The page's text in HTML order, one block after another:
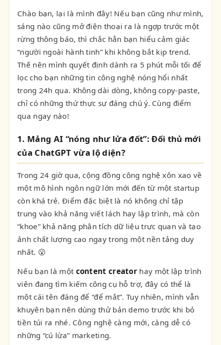
Chào bạn, lại là mình đây! Nếu bạn cũng như mình,
sáng nào cũng mở điện thoại ra là ngợp trước một
rừng thông báo, thì chắc hẳn bạn hiểu cảm giác
“người ngoài hành tinh” khi không bắt kịp trend.
Thế nên mình quyết định dành ra 5 phút mỗi tối để
lọc cho bạn những tin công nghệ nóng hổi nhất
trong 24h qua. Không dài dòng, không copy-paste,
chỉ có những thứ thực sự đáng chú ý. Cùng điểm
qua ngay nào!
1. Mảng AI “nóng như lửa đốt”: Đối thủ mới
của ChatGPT vừa lộ diện?
Trong 24 giờ qua, cộng đồng công nghệ xôn xao về
một mô hình ngôn ngữ lớn mới đến từ một startup
còn khá trẻ. Điểm đặc biệt là nó không chỉ tập
trung vào khả năng viết lách hay lập trình, mà còn
“khoe” khả năng phân tích dữ liệu trực quan và tạo
ảnh chất lượng cao ngay trong một nền tảng duy
nhất. 😮
Nếu bạn là một content creator hay một lập trình
viên đang tìm kiếm công cụ hỗ trợ, đây có thể là
một cái tên đáng để “để mắt”. Tuy nhiên, mình vẫn
khuyên bạn nên dùng thử bản demo trước khi bỏ
tiền túi ra nhé. Công nghệ càng mới, càng dễ có
những “cú lừa” marketing.